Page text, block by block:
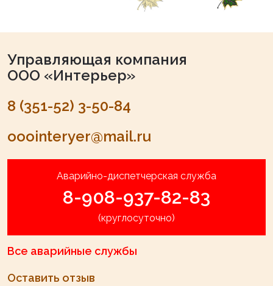
Управляющая компания
ООО «Интерьер»
8 (351-52) 3-50-84
ooointeryer@mail.ru
Аварийно-диспетчерская служба
8-908-937-82-83
(круглосуточно)
Все аварийные службы
Оставить отзыв